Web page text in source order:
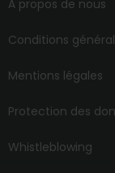
À propos de nous
Conditions
Mentions légales
Protection des
Whistleblowing